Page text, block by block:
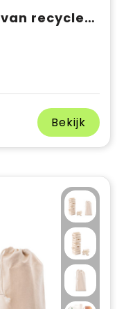
ARUBA + - Speelkaarten van recycled papier
Bekijk